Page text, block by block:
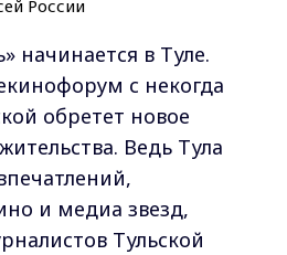
начинается в Туле.
с некогда
обретет новое
Ведь Тула
и медиа звезд,
Тульской